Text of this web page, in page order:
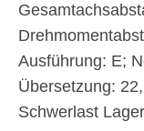
Ausführung: E;
Übersetzung:
Schwerlast